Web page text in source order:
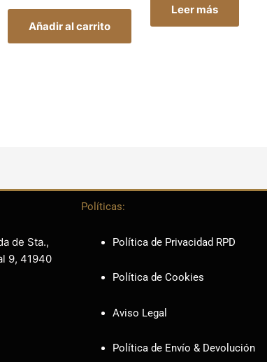
Añadir al carrito
Leer más
de Sta.,
9, 41940
Políticas:
Política de Privacidad RPD
Política de Cookies
Aviso Legal
Política de Envío & Devolución